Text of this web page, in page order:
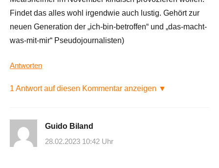
Findet das alles wohl irgendwie auch lustig. Gehört zur
neuen Generation der „ich-bin-betroffen“ und „das-macht-
was-mit-mir“ Pseudojournalisten)
Antworten
1 Antwort auf diesen Kommentar anzeigen ▼
Guido Biland
28.02.2023 10:42 Uhr